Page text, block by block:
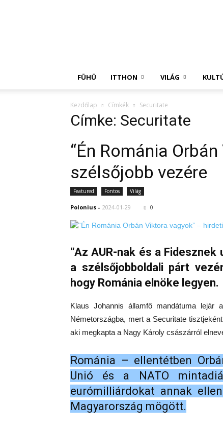
FÜHÜ ITTHON VILÁG
Kezdőlap Címkék Securitate
Címke: Securitate
“Én Románia
szélsőjobb vezére
Featured Fontos Világ
Polonius - 2024-01-29 0
“Az AUR-nak és a
a szélsőjobboldali párt
hogy Románia elnöke legyen.
Klaus Johannis államfő mandátuma
Németországba, mert a Securitate
aki megkapta a Nagy Károly császárról
Románia – ellentétben
Unió és a NATO
eurómilliárdokat annak
Magyarország mögött.